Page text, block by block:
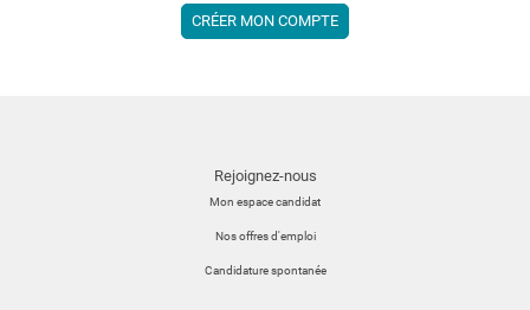
CRÉER MON COMPTE
Rejoignez-nous
Mon espace candidat
Nos offres d'emploi
Candidature spontanée